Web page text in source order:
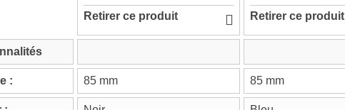
Retirer ce produit Retirer ce produit
: 85 mm 85 mm